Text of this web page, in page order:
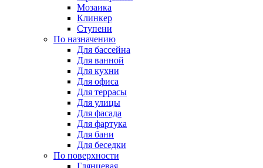
Мозаика
Клинкер
Ступени
По назначению
Для бассейна
Для ванной
Для кухни
Для офиса
Для террасы
Для улицы
Для фасада
Для фартука
Для бани
Для беседки
По поверхности
Глянцевая